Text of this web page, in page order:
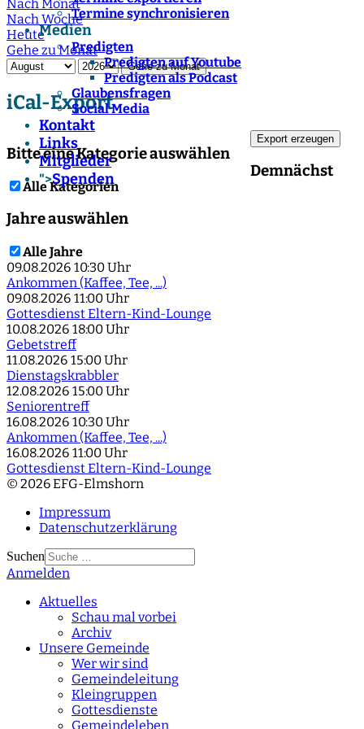
Termine synchronisieren
Medien
Predigten
Predigten auf Youtube
Predigten als Podcast
Glaubensfragen
Social Media
Kontakt
Links
Mitglieder
">Spenden
Nach Monat
Nach Woche
Heute
Gehe zu Monat
Gehe zu Monat
iCal-Export
Bitte eine Kategorie auswählen
Alle Kategorien
Jahre auswählen
Alle Jahre
Demnächst
09.08.2026 10:30 Uhr
Ankommen (Kaffee, Tee, ...)
09.08.2026 11:00 Uhr
Gottesdienst Eltern-Kind-Lounge
10.08.2026 18:00 Uhr
Gebetstreff
11.08.2026 15:00 Uhr
Dienstagskrabbler
12.08.2026 15:00 Uhr
Seniorentreff
16.08.2026 10:30 Uhr
Ankommen (Kaffee, Tee, ...)
16.08.2026 11:00 Uhr
Gottesdienst Eltern-Kind-Lounge
© 2026 EFG-Elmshorn
Impressum
Datenschutzerklärung
Suchen
Type 2 or more
Anmelden
Aktuelles
Schau mal vorbei
Archiv
Unsere Gemeinde
Wer wir sind
Gemeindeleitung
Kleingruppen
Gottesdienste
Gemeindeleben